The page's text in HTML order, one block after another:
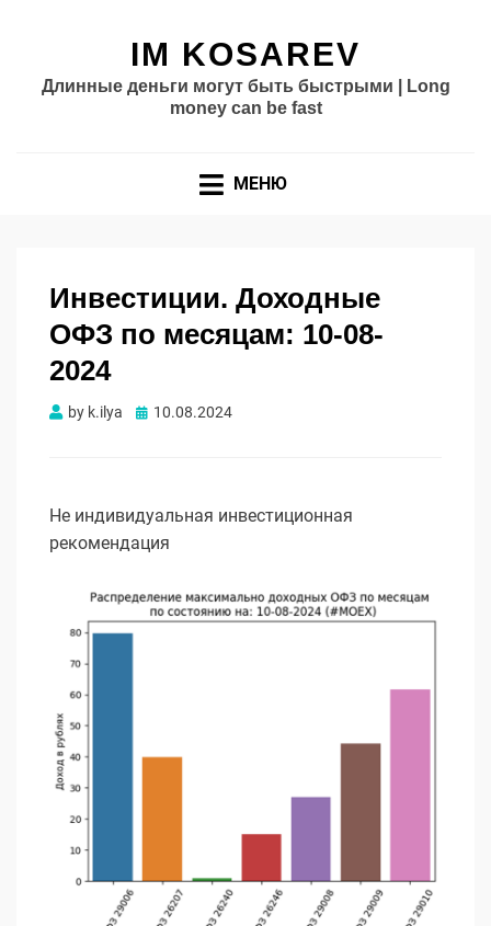
IM KOSAREV
Длинные деньги могут быть быстрыми | Long
money can be fast
МЕНЮ
Инвестиции. Доходные
ОФЗ по месяцам: 10-08-
2024
by k.ilya Опубликовано
10.08.2024
Не индивидуальная инвестиционная
рекомендация